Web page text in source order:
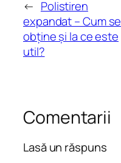
← Polistiren
expandat – Cum se
obține și la ce este
util?
Comentarii
Lasă un răspuns